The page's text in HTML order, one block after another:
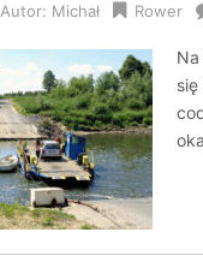
Autor: Michał Rower